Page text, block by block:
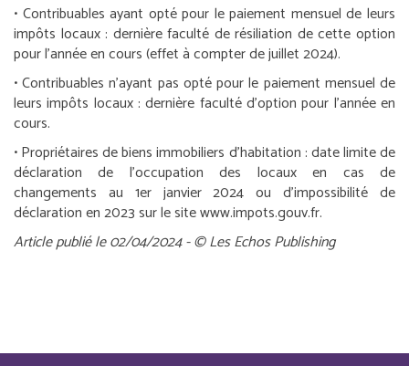
• Contribuables ayant opté pour le paiement mensuel de leurs
impôts locaux : dernière faculté de résiliation de cette option
pour l’année en cours (effet à compter de juillet 2024).
•Contribuables n’ayant pas opté pour le paiement mensuel de
leurs impôts locaux : dernière faculté d’option pour l’année en
cours.
•Propriétaires de biens immobiliers d’habitation :date limite de
déclaration de l’occupation des locaux en cas de
changements au 1er janvier 2024 ou d’impossibilité de
déclaration en 2023 sur le site www.impots.gouv.fr.
Article publié le 02/04/2024 - © Les Echos Publishing